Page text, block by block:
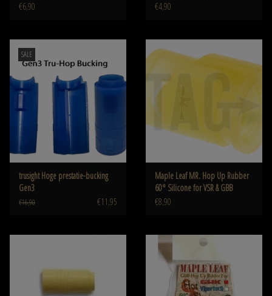
€6,90
€4,90
SALE
trusight Hoge prestatie-bucking
Gen3
€16,90 €11,95
Maple Leaf MR. Hop Up Rubber
60° Silicone for VSR & GBB
€8,90